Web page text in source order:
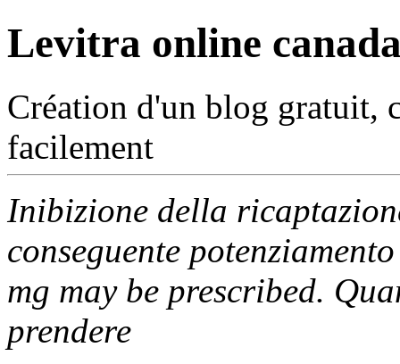
Levitra online
Création d'un blog gratuit,
facilement
Inibizione della
conseguente
mg may be prescribed.
prendere